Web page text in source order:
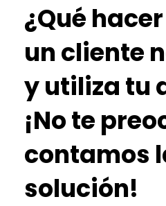
¿Qué
un cliente
y utiliza tu
¡No te
contamos
solución!